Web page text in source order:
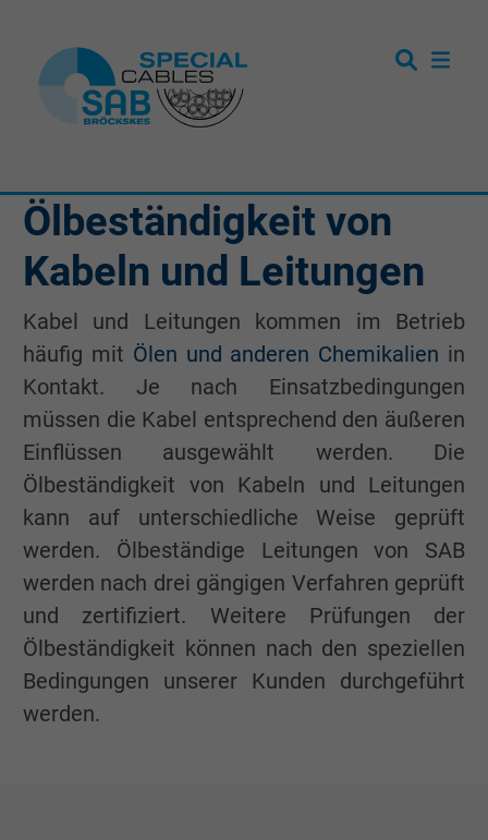
Ölbeständigkeit von
Kabeln und Leitungen
Kabel und Leitungen kommen im Betrieb
häufig mit Ölen und anderen Chemikalien in
Kontakt. Je nach Einsatzbedingungen
müssen die Kabel entsprechend den äußeren
Einflüssen ausgewählt werden. Die
Ölbeständigkeit von Kabeln und Leitungen
kann auf unterschiedliche Weise geprüft
werden. Ölbeständige Leitungen von SAB
werden nach drei gängigen Verfahren geprüft
und zertifiziert. Weitere Prüfungen der
Ölbeständigkeit können nach den speziellen
Bedingungen unserer Kunden durchgeführt
werden.